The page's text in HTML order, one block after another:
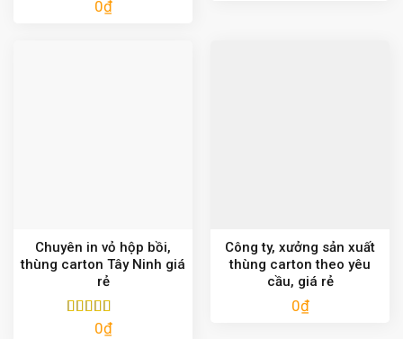
Được xếp
0₫
Chuyên in vỏ hộp bồi,
thùng carton Tây Ninh giá
rẻ
Được xếp
0₫
Công ty, xưởng sản xuất
thùng carton theo yêu
cầu, giá rẻ
0₫